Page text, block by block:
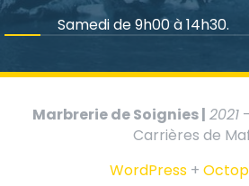
Samedi de 9h00 à 14h30.
Marbrerie de Soignies | 2021-
Carrières de
WordPress+